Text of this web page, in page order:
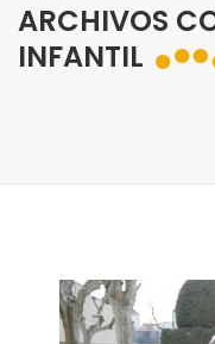
ARCHIVOS
INFANTIL